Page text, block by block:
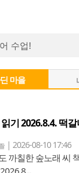
마을
기 2026.8.4. 떡
| 2026-08-10 17:46
까칠한 숲노래 씨